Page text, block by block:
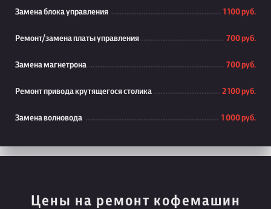
Замена блока управления 1 100 руб.
Ремонт/замена платы управления 700 руб.
Замена магнетрона 700 руб.
Ремонт привода крутящегося столика 2 100 руб.
Замена волновода 1 000 руб.
Цены на ремонт кофемашин